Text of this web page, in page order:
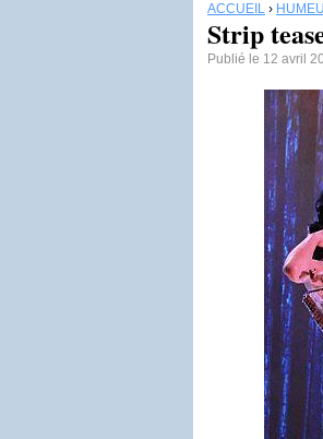
ACCUEIL ›
Strip
Publié le 12 avril